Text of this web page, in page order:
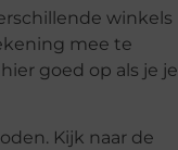
winkels
mee te
goed op als je je
Kijk naar de